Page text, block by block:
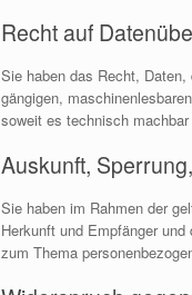
Recht auf
Sie haben das Recht,
gängigen,
soweit es technisch
Auskunft,
Sie haben im Rahmen der
Herkunft und Empfänger
zum Thema